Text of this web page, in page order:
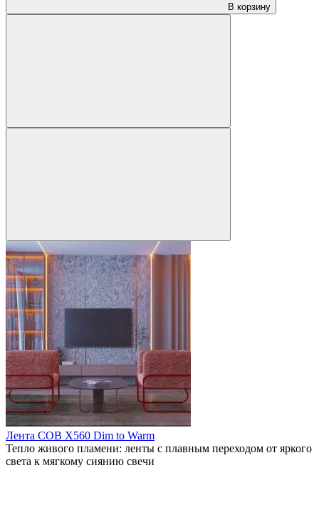
В корзину
Лента COB X560 Dim to Warm
Тепло живого пламени: ленты с плавным переходом от яркого
света к мягкому сиянию свечи